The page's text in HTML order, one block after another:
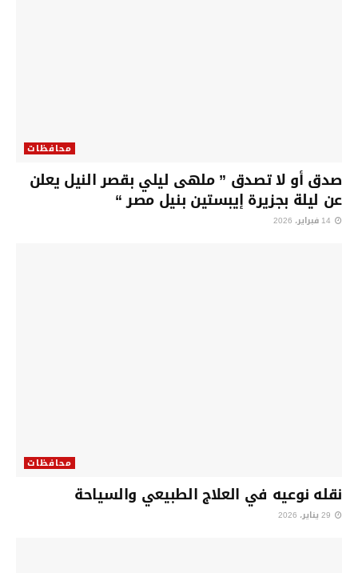
محافظات
صدق أو لا تصدق ” ملهى ليلي بقصر النيل يعلن
عن ليلة بجزيرة إيبستين بنيل مصر “
محافظات
نقله نوعيه في العلاج الطبيعي والسياحة